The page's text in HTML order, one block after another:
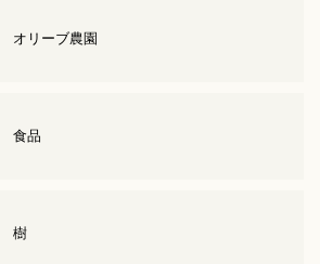
オリーブ農園
食品
樹